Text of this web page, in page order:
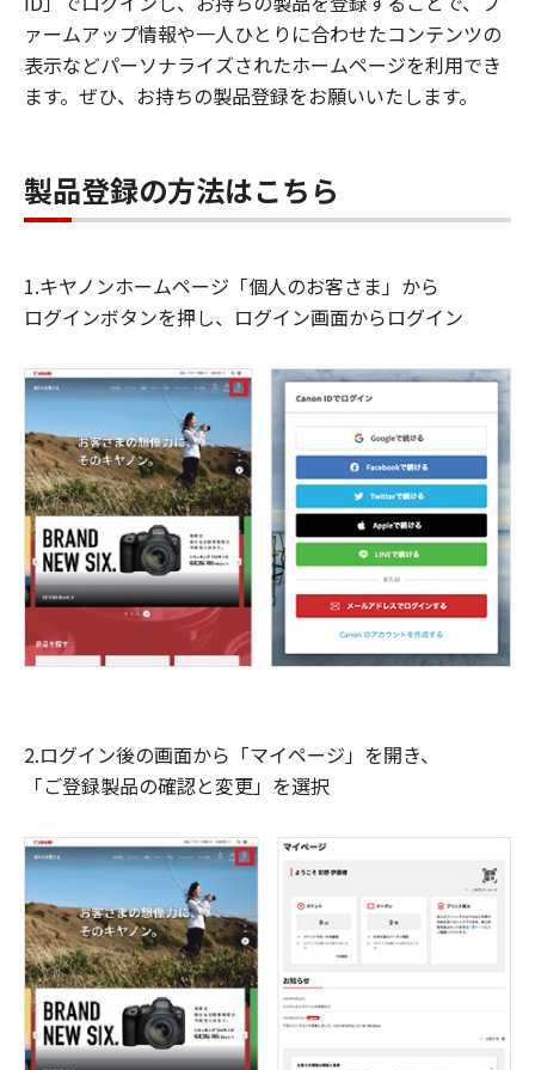
ァームアップ情報や一人ひとりに合わせたコンテンツの
表示などパーソナライズされたホームページを利用でき
ます。ぜひ、お持ちの製品登録をお願いいたします。
製品登録の方法はこちら
1.キヤノンホームページ「個人のお客さま」から
ログインボタンを押し、ログイン画面からログイン
2.ログイン後の画面から「マイページ」を開き、
「ご登録製品の確認と変更」を選択